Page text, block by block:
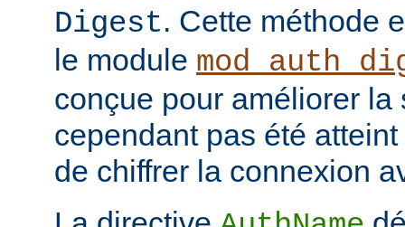
Digest. Cette méthode
le module
conçue pour améliorer la
cependant pas été
de chiffrer la connexion